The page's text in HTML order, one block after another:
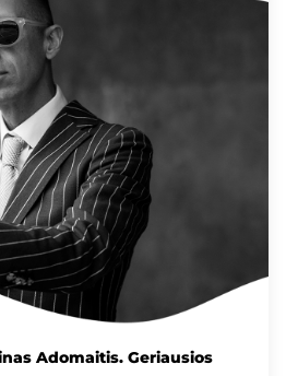
Adomaitis. Geriausios